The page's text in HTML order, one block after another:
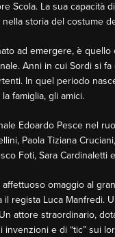
Scola. La sua
storia del costume
ad emergere, è quello
Anni in cui Sordi si
In quel periodo
famiglia, gli amici.
Edoardo Pesce nel
Paola Tiziana
Foti, Sara
affettuoso omaggio al
il regista Luca
attore straordinario,
e di “tic” sui